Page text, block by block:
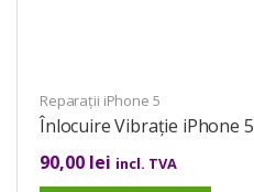
Reparații iPhone 5
Înlocuire Vibrație iPhone 5
90,00 lei incl. TVA